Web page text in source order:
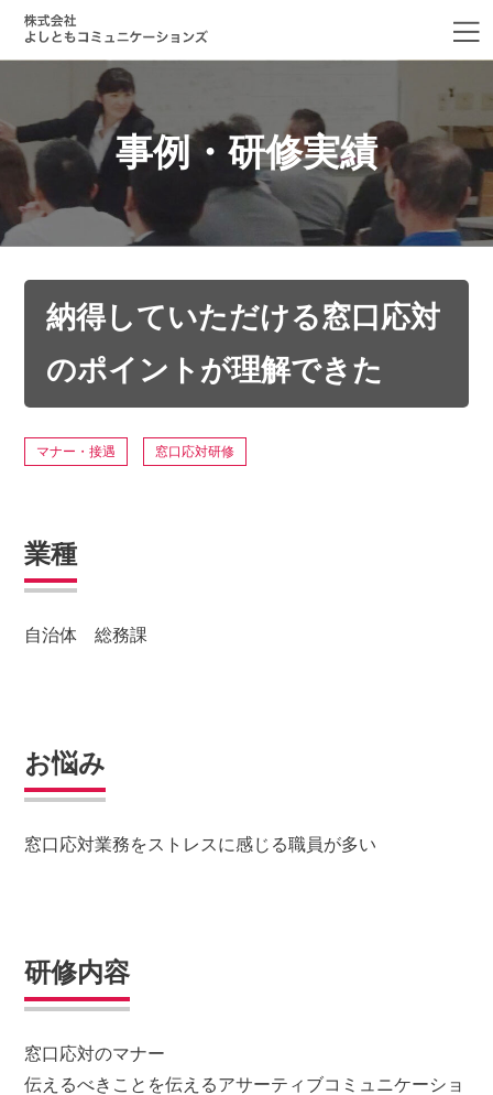
事例・研修実績
納得していただける窓口応対
のポイントが理解できた
マナー・接遇 窓口応対研修
業種
自治体 総務課
お悩み
窓口応対業務をストレスに感じる職員が多い
研修内容
窓口応対のマナー
伝えるべきことを伝えるアサーティブコミュニケーショ